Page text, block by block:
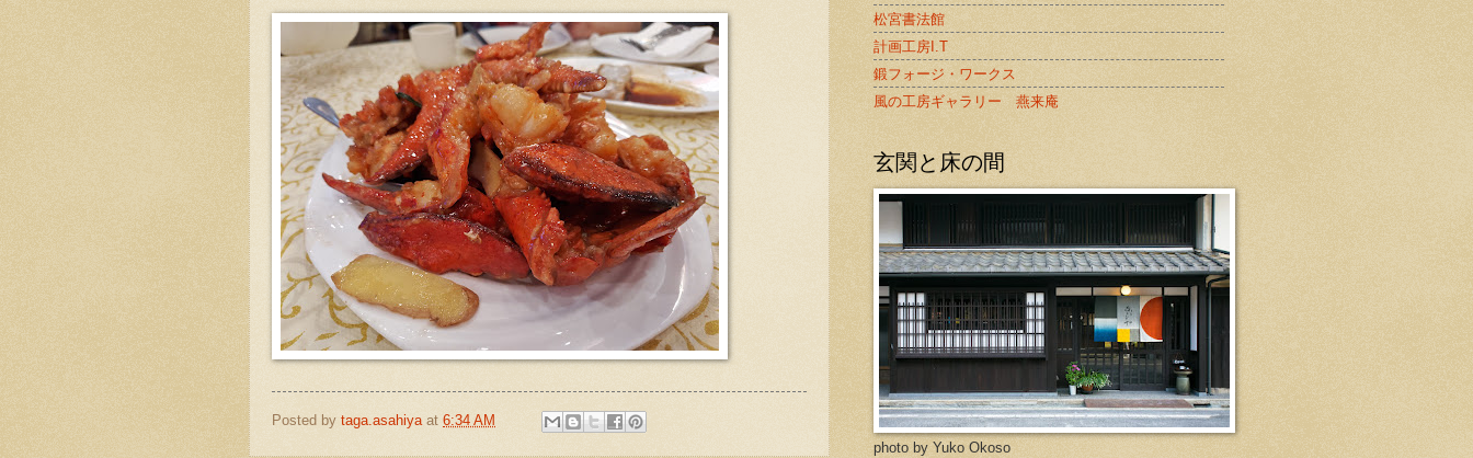
Posted by taga.asahiya at 6:34 AM
松宮書法館
計画工房I.T
鍛フォージ・ワークス
風の工房ギャラリー 燕来庵
玄関と床の間
photo by Yuko Okoso